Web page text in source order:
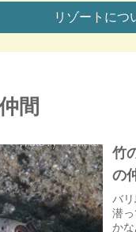
リゾートにつ
間
竹
の
バ
潜
か